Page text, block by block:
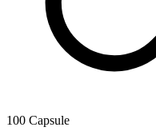
100 Capsule